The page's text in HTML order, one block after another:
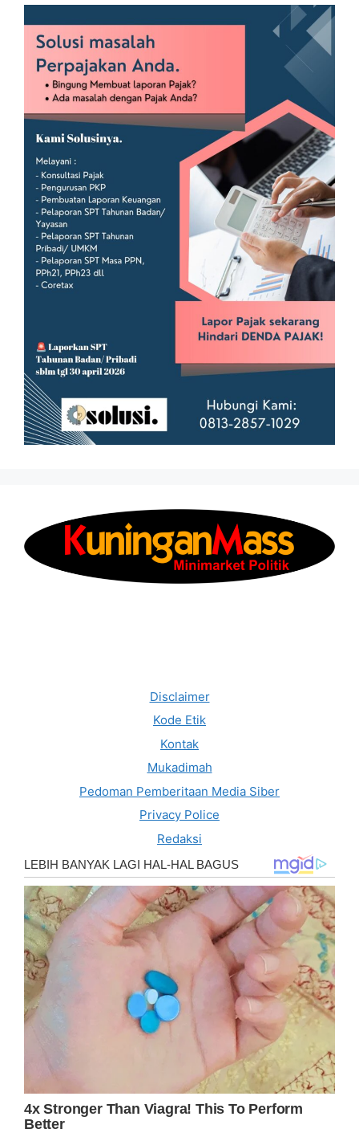
Disclaimer
Kode Etik
Kontak
Mukadimah
Pedoman Pemberitaan Media Siber
Privacy Police
Redaksi